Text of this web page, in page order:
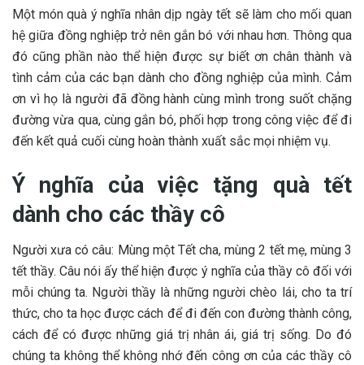
Một món quà ý nghĩa nhân dịp ngày tết sẽ làm cho mối quan
hệ giữa đồng nghiệp trở nên gắn bó với nhau hơn. Thông qua
đó cũng phần nào thể hiện được sự biết ơn chân thành và
tình cảm của các bạn dành cho đồng nghiệp của mình. Cảm
ơn vì họ là người đã đồng hành cùng mình trong suốt chặng
đường vừa qua, cùng gắn bó, phối hợp trong công việc để đi
đến kết quả cuối cùng hoàn thành xuất sắc mọi nhiệm vụ.
Ý nghĩa của việc tặng quà tết
dành cho các thầy cô
Người xưa có câu: Mùng một Tết cha, mùng 2 tết mẹ, mùng 3
tết thầy. Câu nói ấy thể hiện được ý nghĩa của thầy cô đối với
mỗi chúng ta. Người thầy là những người chèo lái, cho ta trí
thức, cho ta học được cách để đi đến con đường thành công,
cách để có được những giá trị nhân ái, giá trị sống. Do đó
chúng ta không thể không nhớ đến công ơn của các thầy cô